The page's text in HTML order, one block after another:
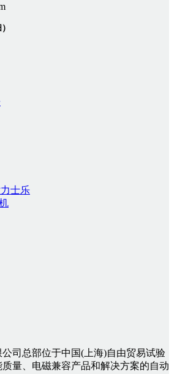
力士乐
公司总部位于中国(上海)自由贸易试验
量、电磁兼容产品和解决方案的自动